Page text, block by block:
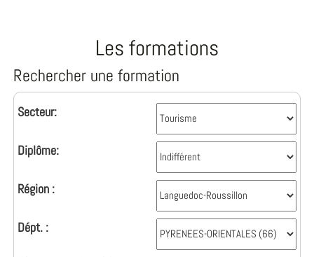
Les formations
Rechercher une formation
Secteur:
Diplôme:
Région :
Dépt. :